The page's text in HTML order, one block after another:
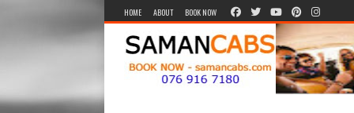
HOME ABOUT BOOK NOW